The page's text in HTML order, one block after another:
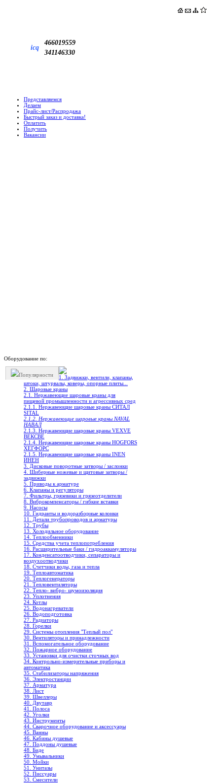
icq
466019559
341146330
Представляемся
Делаем
Прайс-лист/Распродажа
Быстрый заказ и доставка!
Оплатить
Получить
Вакансии
Оборудование по:
Популярности
1. Задвижки, вентили, клапаны,
штоки, штурвалы, коверы, опорные плиты...
2. Шаровые краны
2.1. Нержавеющие шаровые краны для
пищевой промышленности и агрессивных сред
2.1.1. Нержавеющие шаровые краны СИТАЛ
SITAL
2.1.2. Нержавеющие шаровые краны NAVAL
НАВАЛ
2.1.3. Нержавеющие шаровые краны VEXVE
ВЕКСВЕ
2.1.4. Нержавеющие шаровые краны HOGFORS
ХЕГФОРС
2.1.5. Нержавеющие шаровые краны INEN
ИНЕН
3. Дисковые поворотные затворы / заслонки
4. Шиберные ножевые и щитовые затворы /
задвижки
5. Приводы к арматуре
6. Клапаны и регуляторы
7. Фильтры, грязевики и грязеотделители
8. Виброкомпенсаторы / гибкие вставки
9. Насосы
10. Гидранты и водоразборные колонки
11. Детали трубопроводов и арматуры
12. Трубы
13. Холодильное oборудование
14. Теплообменники
15. Средства учета теплопотребления
16. Расширительные баки / гидроаккамуляторы
17. Конденсатоотводчики, сепараторы и
воздухоотводчики
18. Счетчики воды, газа и тепла
19. Теплоавтоматика
20. Теплогенераторы
21. Тепловентиляторы
22. Тепло- вибро- шумоизоляция
23. Уплотнения
24. Котлы
25. Водонагреватели
26. Водоподготовка
27. Радиаторы
28. Горелки
29. Системы отопления "Теплый пол"
30. Вентиляторы и принадлежности
31. Вспомогательное оборудование
32. Пожарное оборудование
33. Установки для очистки сточных вод
34. Контрольно-измерительные приборы и
автоматика
35. Стабилизаторы напряжения
36. Электростанции
37. Арматура
38. Лист
39. Швеллеры
40. Двутавр
41. Полоса
42. Уголки
43. Инструменты
44. Сварочное оборудование и аксессуары
45. Ванны
46. Кабины душевые
47. Поддоны душевые
48. Биде
49. Умывальники
50. Мойки
51. Унитазы
52. Писсуары
53. Смесители